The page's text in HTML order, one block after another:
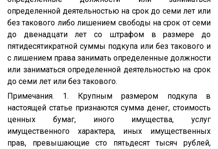
определенной деятельностью на срок до семи лет или
без такового либо лишением свободы на срок от семи
до двенадцати лет со штрафом в размере до
пятидесятикратной суммы подкупа или без такового и
с лишением права занимать определенные должности
или заниматься определенной деятельностью на срок
до семи лет или без такового.
Примечания. 1. Крупным размером подкупа в
настоящей статье признаются сумма денег, стоимость
ценных бумаг, иного имущества, услуг
имущественного характера, иных имущественных
прав, превышающие сто пятьдесят тысяч рублей,